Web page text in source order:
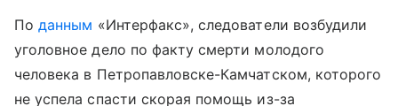
Поданным «Интерфакс», следователи возбудили
уголовное дело по факту смерти молодого
человека в Петропавловске-Камчатском, которого
не успела спасти скорая помощь из-за